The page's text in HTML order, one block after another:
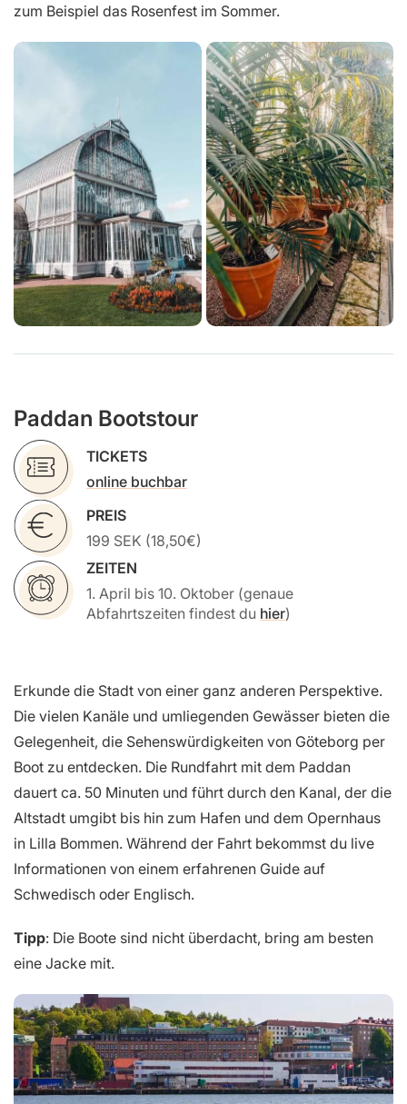
zum Beispiel das Rosenfest im Sommer.
Paddan Bootstour
TICKETS
online buchbar
PREIS
199 SEK (18,50€)
ZEITEN
1. April bis 10. Oktober (genaue
Abfahrtszeiten findest du hier)
Erkunde die Stadt von einer ganz anderen Perspektive.
Die vielen Kanäle und umliegenden Gewässer bieten die
Gelegenheit, die Sehenswürdigkeiten von Göteborg per
Boot zu entdecken. Die Rundfahrt mit dem Paddan
dauert ca. 50 Minuten und führt durch den Kanal, der die
Altstadt umgibt bis hin zum Hafen und dem Opernhaus
in Lilla Bommen. Während der Fahrt bekommst du live
Informationen von einem erfahrenen Guide auf
Schwedisch oder Englisch.
Tipp: Die Boote sind nicht überdacht, bring am besten
eine Jacke mit.